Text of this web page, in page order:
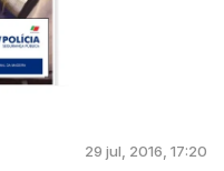
29 jul, 2016, 17:20